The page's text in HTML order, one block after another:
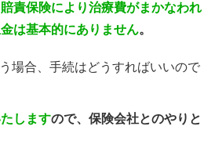
賠責保険により治療費がまかなわれ
は基本的にありません。
場合、手続はどうすればいいので
しますので、保険会社とのやりと